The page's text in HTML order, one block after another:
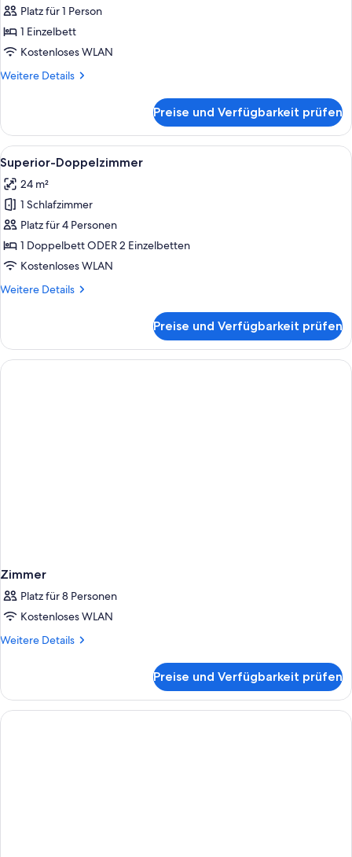
Einzelzimmer
anzeigen
Platz für 1 Person
1 Einzelbett
Kostenloses WLAN
Weitere Details
Weitere
Einzelzimmer
Preise und Verfügbarkeit prüfen
Alle
Fotos
für
Superior-
Doppelzimmer
anzeigen
Ein Hotelzimmer mit einem Bett,
4
Superior-Doppelzimmer
24 m²
1 Schlafzimmer
Platz für 4 Personen
1 Doppelbett ODER 2 Einzelbetten
Kostenloses WLAN
Weitere Details
Weitere
Doppelzimmer
Preise und Verfügbarkeit prüfen
Zimmer
Platz für 8 Personen
Kostenloses WLAN
Weitere Details
Weitere
Preise und Verfügbarkeit prüfen